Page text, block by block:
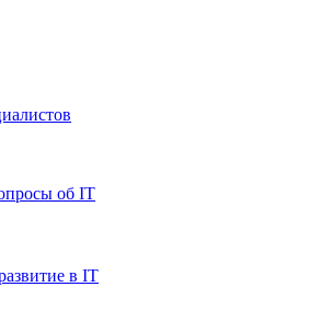
об IT
в IT